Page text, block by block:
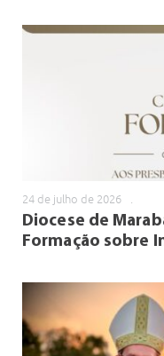
24 de julho de 2026
Diocese de
Formação sobre